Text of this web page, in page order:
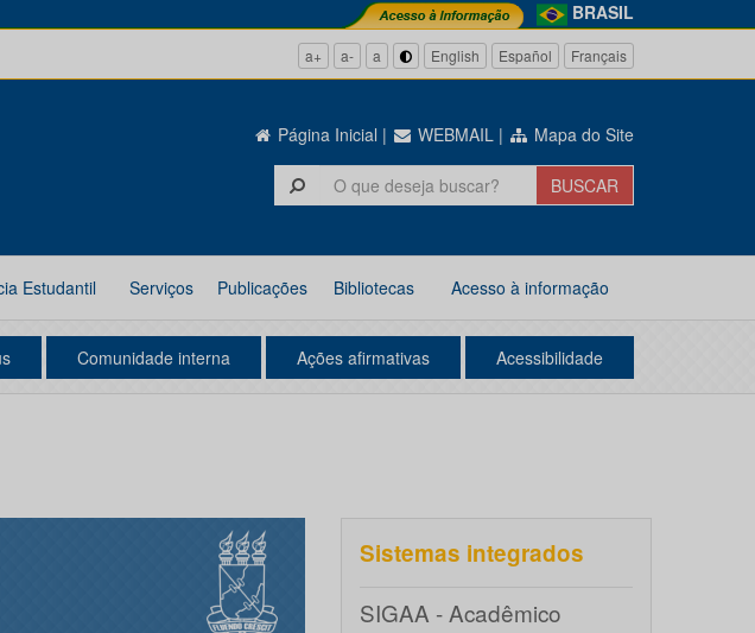
BRASIL
a+ a- a English Español Français
Página Inicial | WEBMAIL | Mapa do Site
Estudantil Serviços Publicações Bibliotecas Acesso à informação
Comunidade interna Ações afirmativas Acessibilidade
Sistemas integrados
SIGAA - Acadêmico